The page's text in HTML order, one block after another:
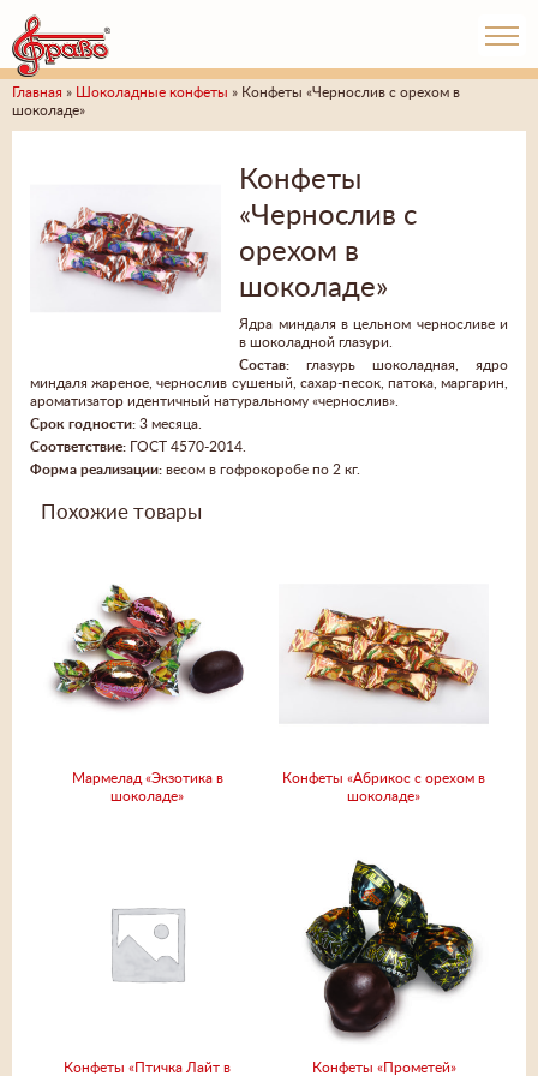
Главная » Шоколадные конфеты » Конфеты «Чернослив с орехом в
шоколаде»
Конфеты
«Чернослив с
орехом в
шоколаде»
Ядра миндаля в цельном черносливе и
в шоколадной глазури.
Состав: глазурь шоколадная, ядро
миндаля жареное, чернослив сушеный, сахар-песок, патока, маргарин,
ароматизатор идентичный натуральному «чернослив».
Срок годности: 3 месяца.
Соответствие: ГОСТ 4570-2014.
Форма реализации: весом в гофрокоробе по 2 кг.
Похожие товары
Мармелад «Экзотика в
шоколаде»
Конфеты «Абрикос с орехом в
шоколаде»
Конфеты «Птичка Лайт в Конфеты «Прометей»